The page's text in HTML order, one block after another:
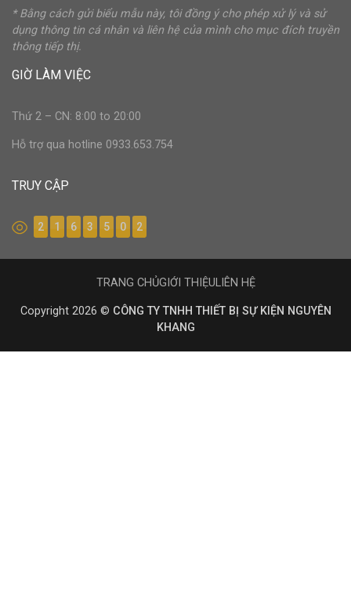
* Bằng cách gửi biểu mẫu này, tôi đồng ý cho phép xử lý và sử
dụng thông tin cá nhân và liên hệ của mình cho mục đích truyền
thông tiếp thị.
GIỜ LÀM VIỆC
Thứ 2 – CN: 8:00 to 20:00
Hỗ trợ qua hotline 0933.653.754
TRUY CẬP
2 1 6 3 5 0 2
Copyright 2026 © CÔNG TY TNHH THIẾT BỊ SỰ KIỆN NGUYÊN
KHANG
TRANG CHỦGIỚI THIỆULIÊN HỆ